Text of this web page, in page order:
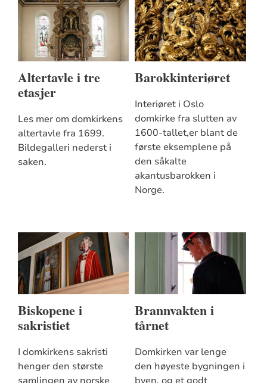
Altertavle i tre
etasjer
Les mer om domkirkens
altertavle fra 1699.
Bildegalleri nederst i
saken.
Barokkinteriøret
Interiøret i Oslo
domkirke fra slutten av
1600-tallet,er blant de
første eksemplene på
den såkalte
akantusbarokken i
Norge.
Biskopene i
sakristiet
I domkirkens sakristi
henger den største
Brannvakten i
tårnet
Domkirken var lenge
den høyeste bygningen i